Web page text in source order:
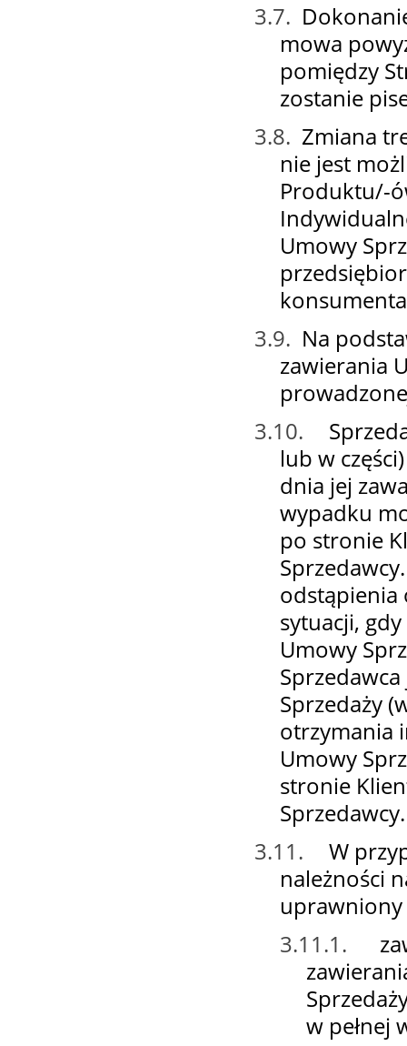
3.7.
mowa
pomiędzy
zostanie
3.8. Zmiana
nie jest
Produktu/-
Umowy
3.9. Na
zawierania
3.10.
lub w
dnia jej
wypadku
po stronie
odstąpienia
sytuacji,
Umowy
Sprzedaży
otrzymania
Umowy
stronie
Sprzedawcy.
3.11.
W
należności
3.11.1.
w pełnej